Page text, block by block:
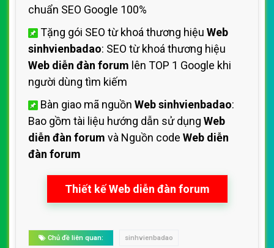
chuẩn SEO Google 100%
Tặng gói SEO từ khoá thương hiệu Web
sinhvienbadao: SEO từ khoá thương hiệu
Web diễn đàn forum lên TOP 1 Google khi
người dùng tìm kiếm
Bàn giao mã nguồn Web sinhvienbadao:
Bao gồm tài liệu hướng dẫn sử dụng Web
diễn đàn forum và Nguồn code Web diễn
đàn forum
Thiết kế Web diễn đàn forum
Chủ đề liên quan: sinhvienbadao